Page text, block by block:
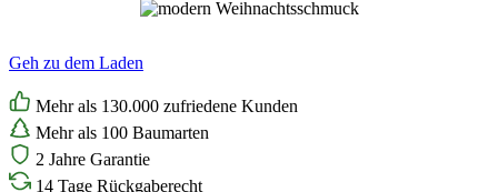
Geh zu dem Laden
Mehr als 130.000 zufriedene Kunden
Mehr als 100 Baumarten
2 Jahre Garantie
14 Tage Rückgaberecht